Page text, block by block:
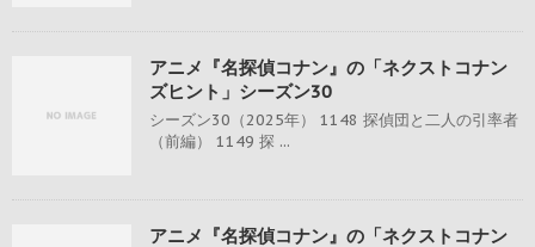
アニメ『名探偵コナン』の「ネクストコナン
ズヒント」シーズン30
シーズン30（2025年） 1148 探偵団と二人の引率者
（前編） 1149 探 ...
アニメ『名探偵コナン』の「ネクストコナン